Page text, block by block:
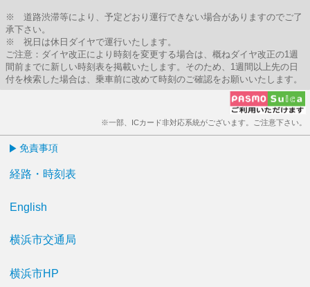
※ 道路渋滞等により、予定どおり運行できない場合がありますのでご了
承下さい。
※ 祝日は休日ダイヤで運行いたします。
ご注意：ダイヤ改正により時刻を変更する場合は、概ねダイヤ改正の1週
間前までに新しい時刻表を掲載いたします。そのため、1週間以上先の日
付を検索した場合は、乗車前に改めて時刻のご確認をお願いいたします。
※一部、ICカード非対応系統がございます。ご注意下さい。
免責事項
経路・時刻表
English
横浜市交通局
横浜市HP